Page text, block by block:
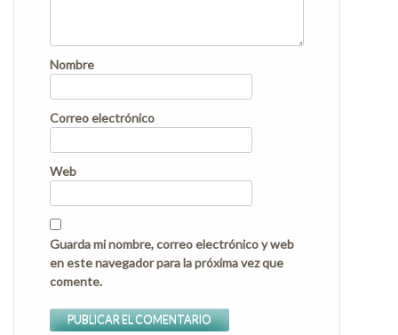
Nombre
Correo electrónico
Web
Guarda mi nombre, correo electrónico y web
en este navegador para la próxima vez que
comente.